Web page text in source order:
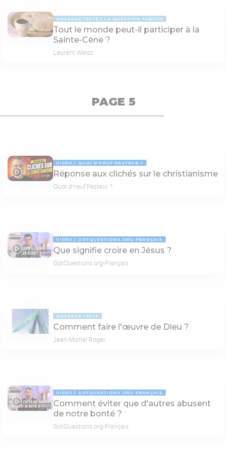
MESSAGE TEXTE LA QUESTION TABOUE
Tout le monde peut-il participer à la
Sainte-Cène ?
Laurent Weiss
PAGE 5
09:03
VIDÉO QUOI D'NEUF PASTEUR ?
Réponse aux clichés sur le christianisme
Quoi d'neuf Pasteur ?
04:10
VIDÉO GOTQUESTIONS.ORG-FRANÇAIS
Que signifie croire en Jésus ?
GotQuestions.org-Français
MESSAGE TEXTE
Comment faire l'œuvre de Dieu ?
Jean-Michel Roger
05:00
VIDÉO GOTQUESTIONS.ORG-FRANÇAIS
Comment éviter que d'autres abusent
de notre bonté ?
GotQuestions.org-Français